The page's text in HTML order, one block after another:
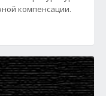
компенсации.